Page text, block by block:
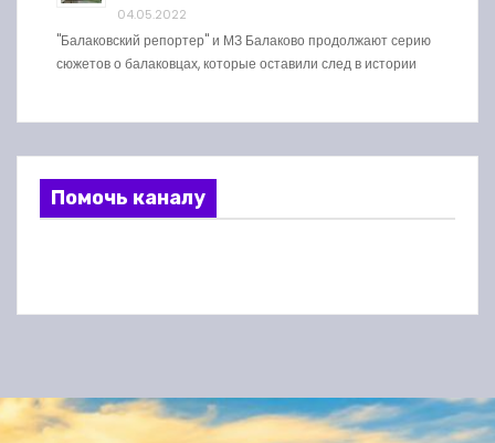
04.05.2022
"Балаковский репортер" и МЗ Балаково продолжают серию
сюжетов о балаковцах, которые оставили след в истории
Помочь каналу